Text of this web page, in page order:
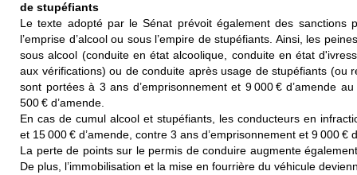
de stupéfiants
Le texte adopté par le Sénat prévoit également des sanctions
l’emprise d’alcool ou sous l’empire de stupéfiants. Ainsi, les
sous alcool (conduite en état alcoolique, conduite en état
aux vérifications) ou de conduite après usage de stupéfiants (ou
sont portées à 3 ans d’emprisonnement et 9 000 € d’amende
500 € d’amende.
En cas de cumul alcool et stupéfiants, les conducteurs en
et 15 000 € d’amende, contre 3 ans d’emprisonnement et 9 000 €
La perte de points sur le permis de conduire augmente
De plus, l’immobilisation et la mise en fourrière du véhicule